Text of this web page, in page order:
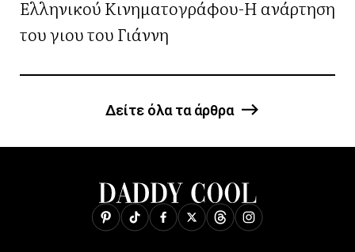
Ελληνικού Κινηματογράφου-Η ανάρτηση
του γιου του Γιάννη
Δείτε όλα τα άρθρα